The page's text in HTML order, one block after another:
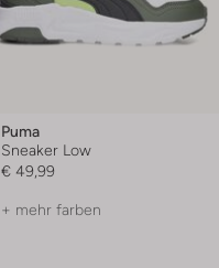
Puma
Sneaker Low
€ 49,99
+ mehr farben